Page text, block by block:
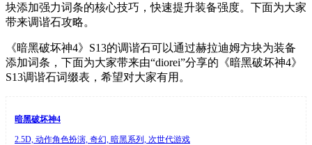
块添加强力词条的核心技巧，快速提升装备强度。下面为大家
带来调谐石攻略。
《暗黑破坏神4》S13的调谐石可以通过赫拉迪姆方块为装备
添加词条，下面为大家带来由“diorei”分享的《暗黑破坏神4》
S13调谐石词缀表，希望对大家有用。
暗黑破坏神4
2.5D, 动作角色扮演, 奇幻, 暗黑系列, 次世代游戏